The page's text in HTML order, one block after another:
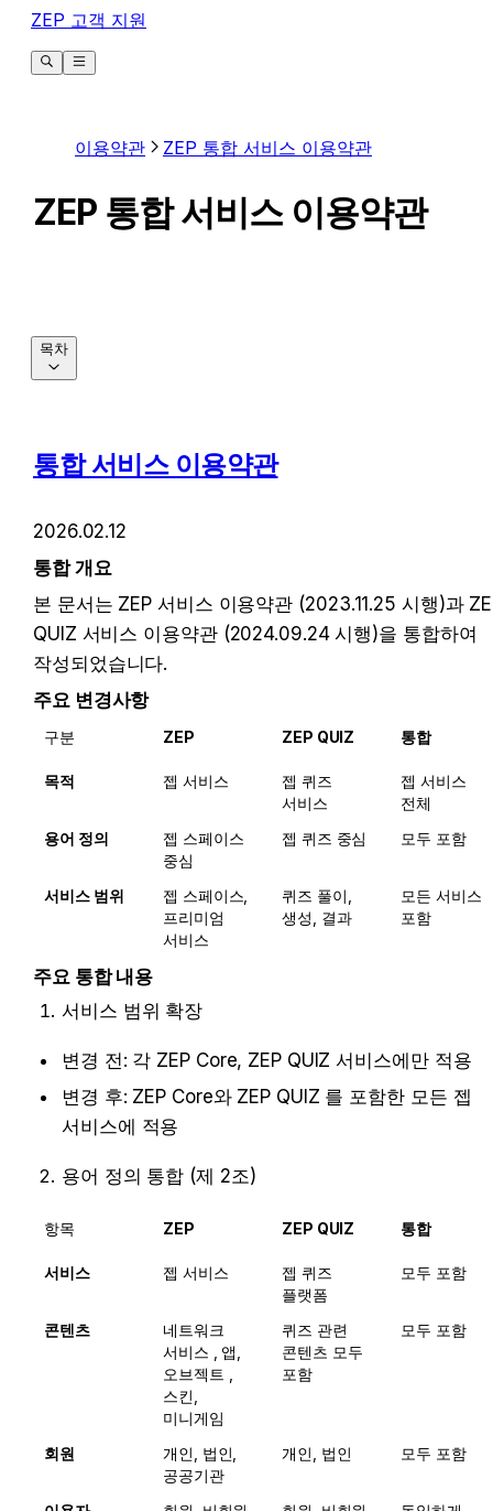
ZEP 고객 지원
이용약관 ZEP 통합 서비스 이용약관
ZEP 통합 서비스 이용약관
통합 서비스 이용약관
2026.02.12
통합 개요
본 문서는 ZEP 서비스 이용약관 (2023.11.25 시행)과
QUIZ 서비스 이용약관 (2024.09.24 시행)을 통합하여
작성되었습니다.
주요 변경사항
구분 ZEP ZEP QUIZ 통합
목적 젭 서비스
젭 퀴즈
서비스
젭 서비스
전체
용어 정의
젭 스페이스
중심
젭 퀴즈 중심 모두 포함
서비스 범위
프리미엄
서비스
퀴즈 풀이,
생성, 결과
모든 서비스
포함
주요 통합 내용
서비스 범위 확장
변경 전: 각 ZEP Core, ZEP QUIZ 서비스에만 적용
변경 후: ZEP Core와 ZEP QUIZ 를 포함한 모든 젭
서비스에 적용
용어 정의 통합 (제 2조)
항목 ZEP ZEP QUIZ 통합
서비스 젭 서비스
젭 퀴즈
플랫폼
모두 포함
콘텐츠
네트워크
서비스 , 앱,
오브젝트 ,
스킨,
미니게임
퀴즈 관련
콘텐츠 모두
포함
모두 포함
회원
개인, 법인,
공공기관
개인, 법인 모두 포함
목차